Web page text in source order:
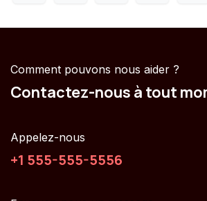
Comment pouvons nous aider ?
Contactez-nous à tout
Appelez-nous
+1 555-555-5556